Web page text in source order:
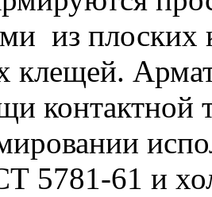
из плоских
клещей.
контактной
5781-61 и